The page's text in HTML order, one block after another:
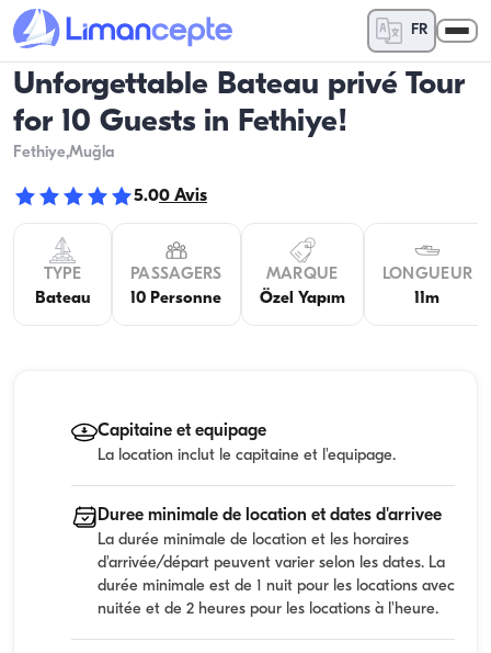
FR
Unforgettable Bateau privé Tour
for 10 Guests in Fethiye!
Fethiye,Muğla
5.00 Avis
TYPE
Bateau
PASSAGERS
10 Personne
MARQUE
Özel Yapım
LONGUEUR
11m
Capitaine et equipage
La location inclut le capitaine et l'equipage.
Duree minimale de location et dates d'arrivee
La durée minimale de location et les horaires
d'arrivée/départ peuvent varier selon les dates. La
durée minimale est de 1 nuit pour les locations avec
nuitée et de 2 heures pour les locations à l'heure.